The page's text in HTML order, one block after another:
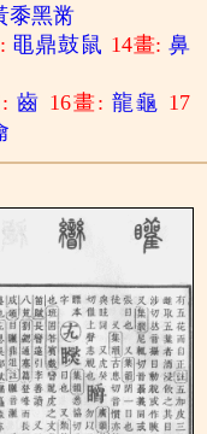
黍黑黹
黽鼎鼓鼠 14畫:鼻
:齒 16畫:龍龜 17